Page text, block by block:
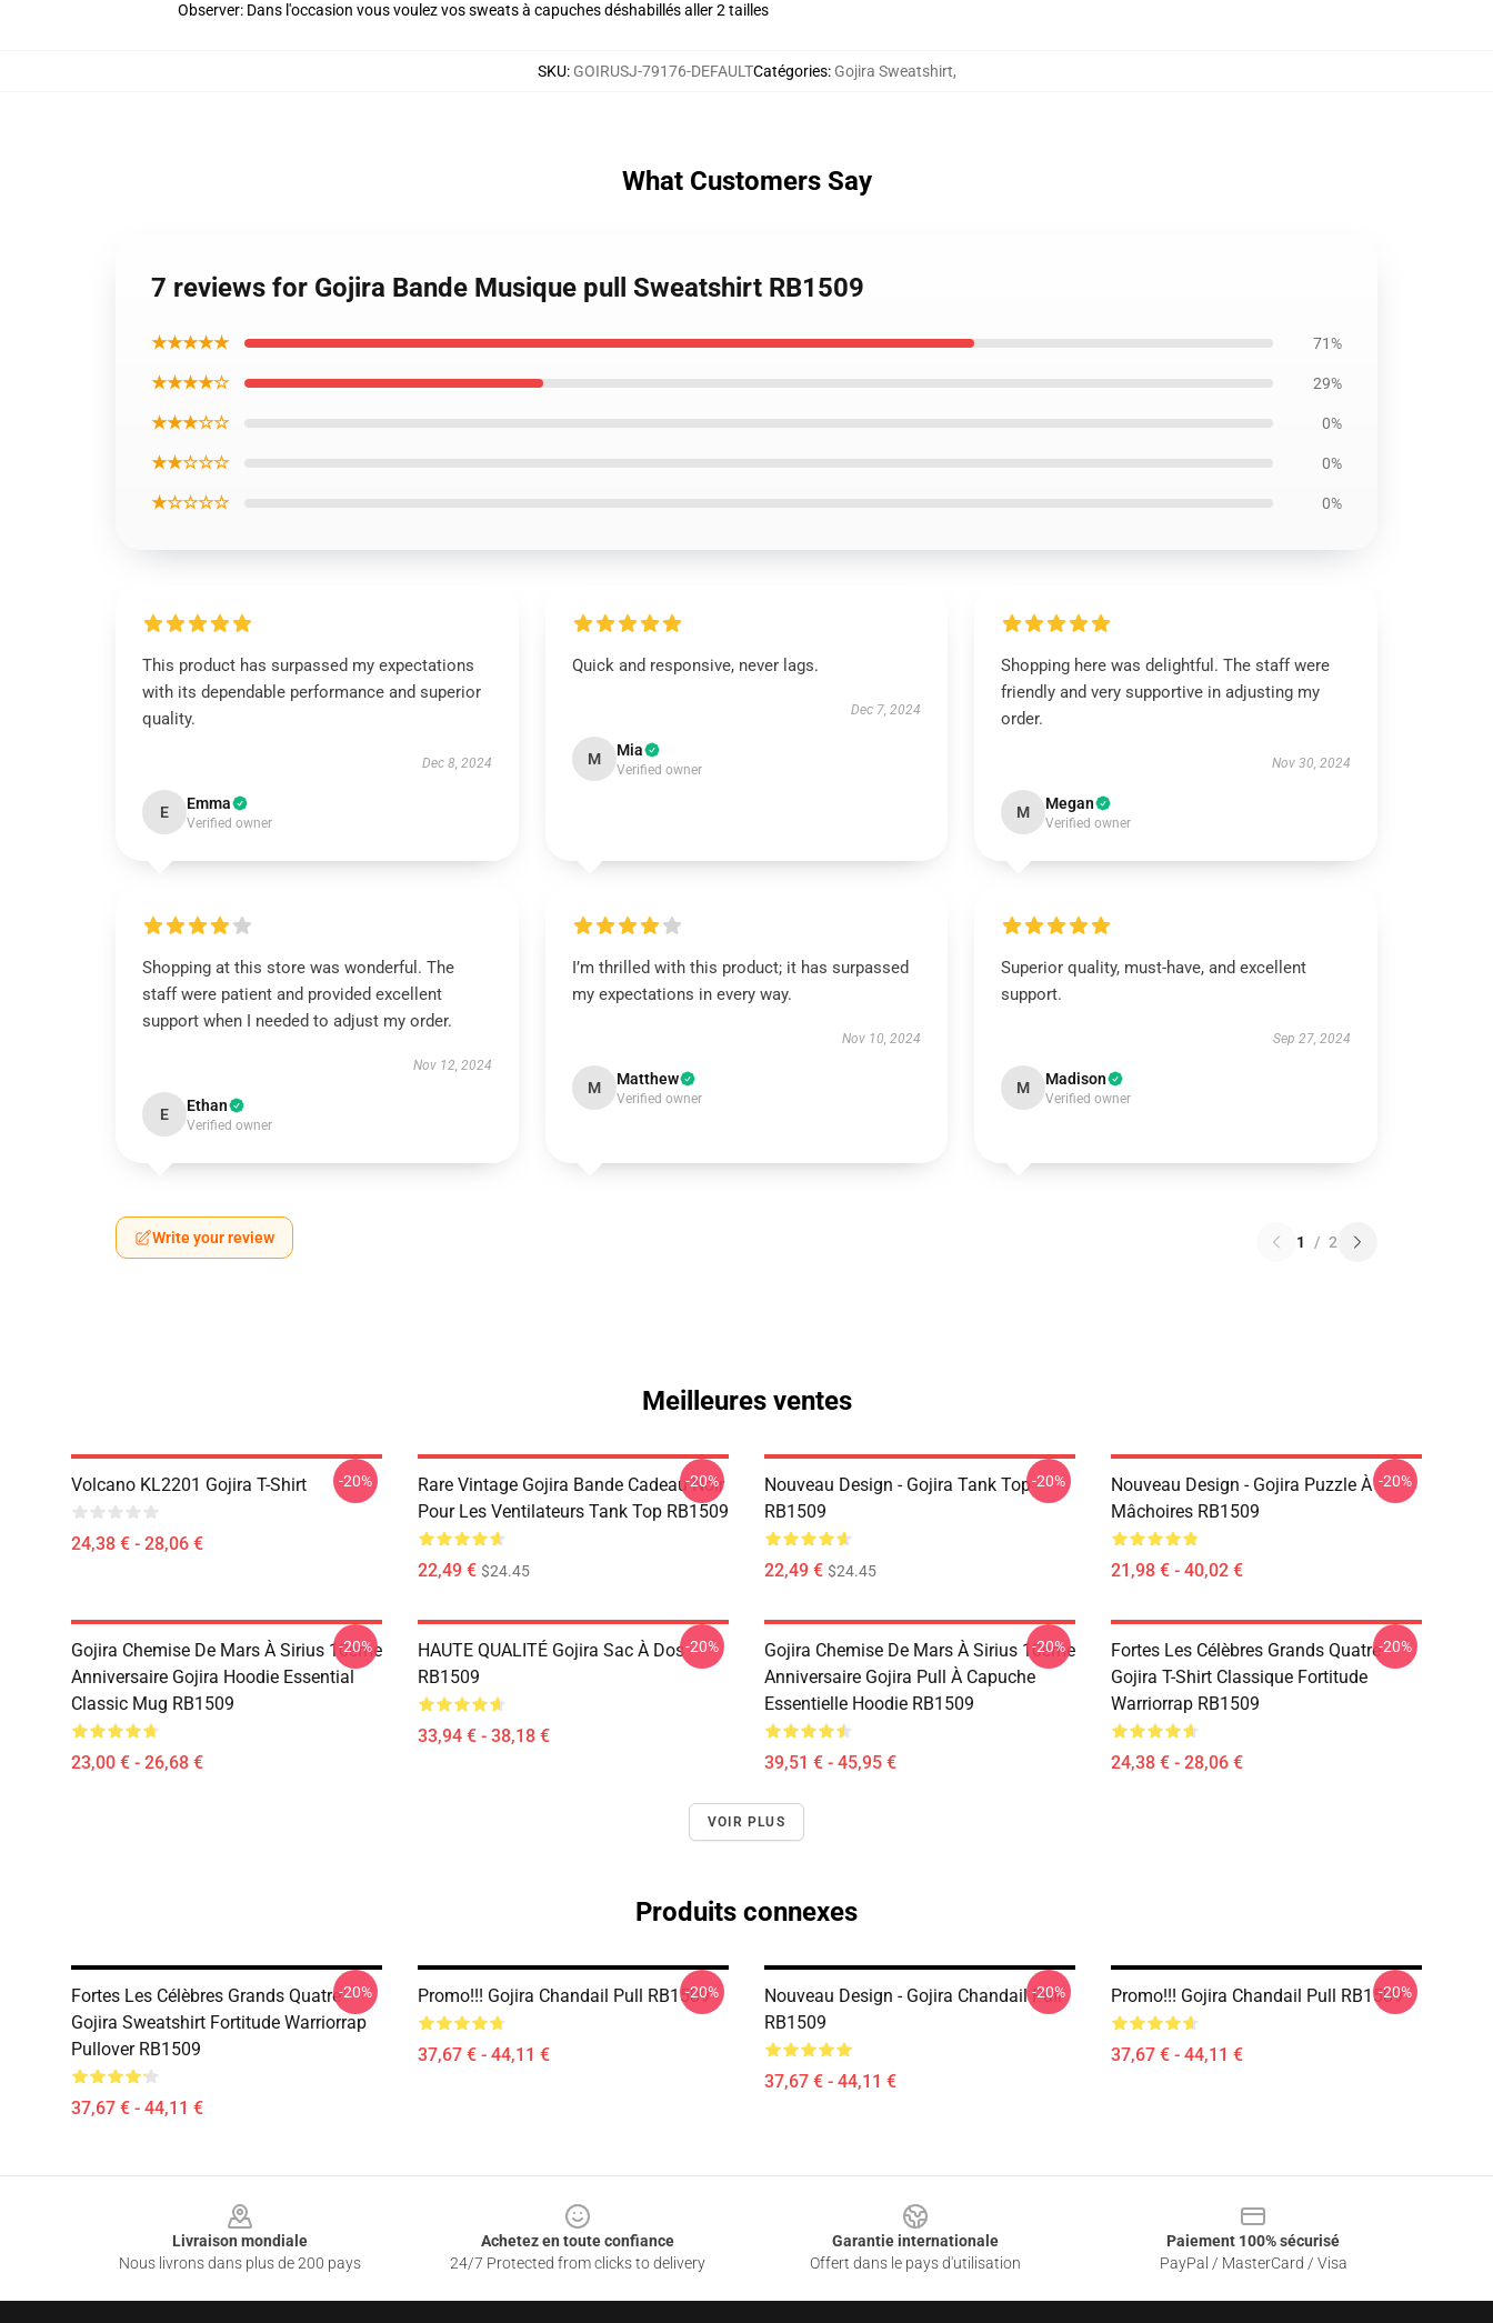
Observer: Dans l'occasion vous voulez vos sweats à capuches déshabillés aller 2 tailles
SKU: GOIRUSJ-79176-DEFAULTCatégories: Gojira Sweatshirt,
What Customers Say
7 reviews for Gojira Bande Musique pull Sweatshirt RB1509
★★★★★ 71%
★★★★☆ 29%
★★★☆☆ 0%
★★☆☆☆ 0%
★☆☆☆☆ 0%
This product has surpassed my expectations
with its dependable performance and superior
quality.
Dec 8, 2024
E Emma
Verified owner
Quick and responsive, never lags.
Dec 7, 2024
M Mia
Verified owner
Shopping here was delightful. The staff were
friendly and very supportive in adjusting my
order.
Nov 30, 2024
M Megan
Verified owner
Shopping at this store was wonderful. The
staff were patient and provided excellent
support when I needed to adjust my order.
Nov 12, 2024
E Ethan
Verified owner
I’m thrilled with this product; it has surpassed
my expectations in every way.
Nov 10, 2024
M Matthew
Verified owner
Superior quality, must-have, and excellent
support.
Sep 27, 2024
M Madison
Verified owner
Write your review 1 / 2
Meilleures ventes
Volcano KL2201 Gojira T-Shirt
24,38 € - 28,06 €
-20%
Rare Vintage Gojira Bande Cadeau Noir
Pour Les Ventilateurs Tank Top RB1509
22,49 € $24.45
-20%
Nouveau Design - Gojira Tank Top
RB1509
22,49 € $24.45
-20%
Nouveau Design - Gojira Puzzle À
Mâchoires RB1509
21,98 € - 40,02 €
-20%
Gojira Chemise De Mars À Sirius 10ème
Anniversaire Gojira Hoodie Essential
Classic Mug RB1509
23,00 € - 26,68 €
-20%
HAUTE QUALITÉ Gojira Sac À Dos
RB1509
33,94 € - 38,18 €
-20%
Gojira Chemise De Mars À Sirius 10ème
Anniversaire Gojira Pull À Capuche
Essentielle Hoodie RB1509
39,51 € - 45,95 €
-20%
Fortes Les Célèbres Grands Quatre
Gojira T-Shirt Classique Fortitude
Warriorrap RB1509
24,38 € - 28,06 €
-20%
VOIR PLUS
Produits connexes
Fortes Les Célèbres Grands Quatre
Gojira Sweatshirt Fortitude Warriorrap
Pullover RB1509
37,67 € - 44,11 €
-20% Promo!!! Gojira Chandail Pull RB1509
37,67 € - 44,11 €
-20%
Nouveau Design - Gojira Chandail Pull
RB1509
37,67 € - 44,11 €
-20% Promo!!! Gojira Chandail Pull RB1509
37,67 € - 44,11 €
-20%
Livraison mondiale
Nous livrons dans plus de 200 pays
Achetez en toute confiance
24/7 Protected from clicks to delivery
Garantie internationale
Offert dans le pays d'utilisation
Paiement 100% sécurisé
PayPal / MasterCard / Visa